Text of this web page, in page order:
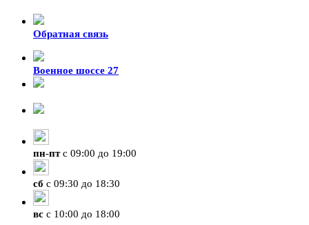
Обратная связь
Военное шоссе 27
пн-птс 09:00 до 19:00
сб с 09:30 до 18:30
вс с 10:00 до 18:00